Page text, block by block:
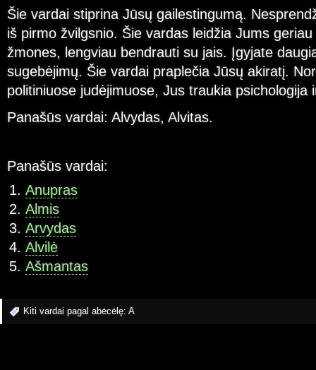
Šie vardai stiprina Jūsų gailestingumą.
iš pirmo žvilgsnio. Šie vardas leidžia Jums
žmones, lengviau bendrauti su jais. Įgyjate
sugebėjimų. Šie vardai praplečia Jūsų akiratį.
politiniuose judėjimuose, Jus traukia psichologija
Panašūs vardai: Alvydas, Alvitas.
Panašūs vardai:
Anupras
Almis
Arvydas
Alvilė
Ašmantas
Kiti vardai pagal abėcėlę: A